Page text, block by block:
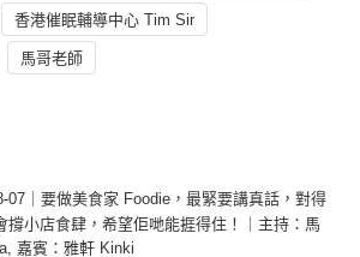
香港催眠輔導中心 Tim Sir
馬哥老師
07｜要做美食家 Foodie，最緊要講真話，對得
撐小店食肆，希望佢哋能捱得住！｜主持：馬
嘉賓：雅軒 Kinki